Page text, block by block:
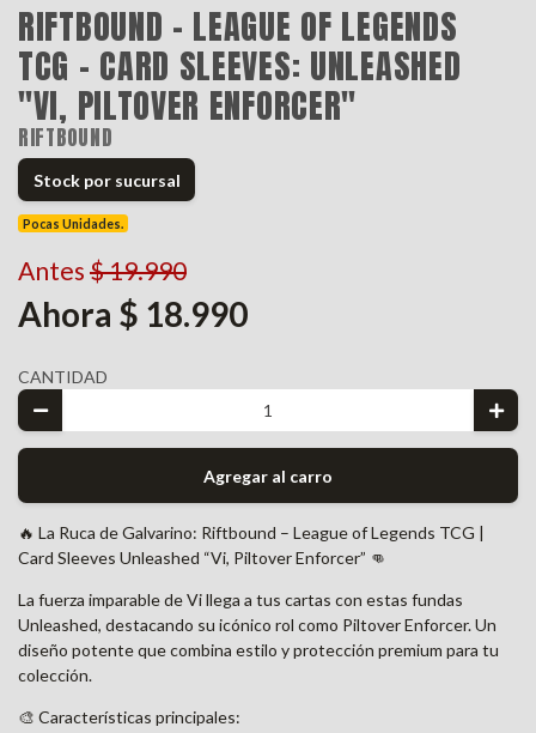
RIFTBOUND - LEAGUE OF LEGENDS
TCG - CARD SLEEVES: UNLEASHED
"VI, PILTOVER ENFORCER"
RIFTBOUND
Stock por sucursal
Pocas Unidades.
Antes $ 19.990
Ahora $ 18.990
CANTIDAD
Agregar al carro
🔥 La Ruca de Galvarino: Riftbound – League of Legends TCG |
Card Sleeves Unleashed “Vi, Piltover Enforcer” 👊
La fuerza imparable de Vi llega a tus cartas con estas fundas
Unleashed, destacando su icónico rol como Piltover Enforcer. Un
diseño potente que combina estilo y protección premium para tu
colección.
🎨 Características principales: